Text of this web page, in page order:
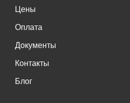
Цены
Оплата
Документы
Контакты
Блог